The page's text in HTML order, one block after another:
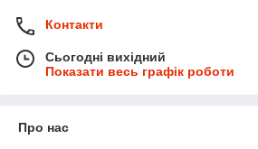
Контакти
Сьогодні вихідний
Показати весь графік роботи
Про нас